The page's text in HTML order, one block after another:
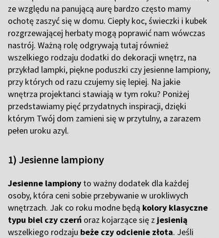
ze względu na panującą aurę bardzo często mamy
ochotę zaszyć się w domu. Ciepły koc, świeczki i kubek
rozgrzewającej herbaty mogą poprawić nam wówczas
nastrój. Ważną rolę odgrywają tutaj również
wszelkiego rodzaju dodatki do dekoracji wnętrz, na
przykład lampki, piękne poduszki czy jesienne lampiony,
przy których od razu czujemy się lepiej. Na jakie
wnętrza projektanci stawiają w tym roku? Poniżej
przedstawiamy pięć przydatnych inspiracji, dzięki
którym Twój dom zamieni się w przytulny, a zarazem
pełen uroku azyl.
1) Jesienne lampiony
Jesienne lampiony to ważny dodatek dla każdej
osoby, która ceni sobie przebywanie w urokliwych
wnętrzach. Jak co roku modne będą kolory klasyczne
typu biel czy czerń oraz kojarzące się z jesienią
wszelkiego rodzaju beże czy odcienie złota. Jeśli